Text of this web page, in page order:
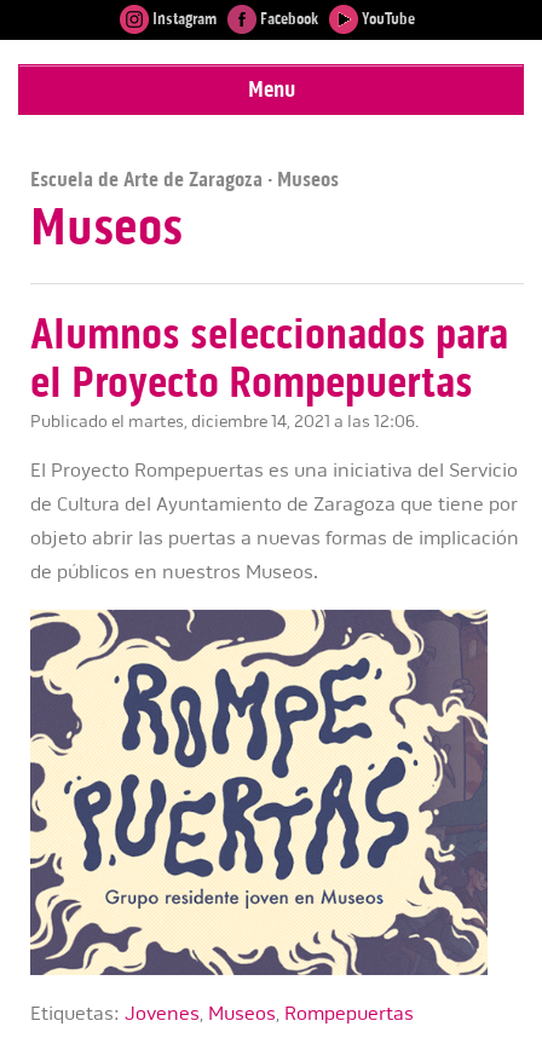
Instagram Facebook YouTube
Menu
Escuela de Arte de Zaragoza · Museos
Museos
Alumnos seleccionados para
el Proyecto Rompepuertas
Publicado el martes, diciembre 14, 2021 a las 12:06.
El Proyecto Rompepuertas es una iniciativa del Servicio
de Cultura del Ayuntamiento de Zaragoza que tiene por
objeto abrir las puertas a nuevas formas de implicación
de públicos en nuestros Museos.
Etiquetas: Jovenes, Museos, Rompepuertas